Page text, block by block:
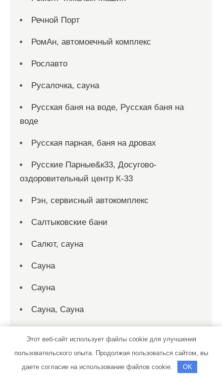
Речной Порт
РомАн, автомоечный комплекс
Рославто
Русалочка, сауна
Русская баня на воде, Русская баня на
воде
Русская парная, баня на дровах
Русские Парные&к33, Досугово-
оздоровительный центр К-33
Рэн, сервисный автокомплекс
Салтыковские бани
Салют, сауна
Сауна
Сауна
Сауна, Сауна
Сауна, Сауна
Этот веб-сайт использует файлы cookie для улучшения
пользовательского опыта. Продолжая пользоваться сайтом, вы
даете согласие на использование файлов cookie.
OK